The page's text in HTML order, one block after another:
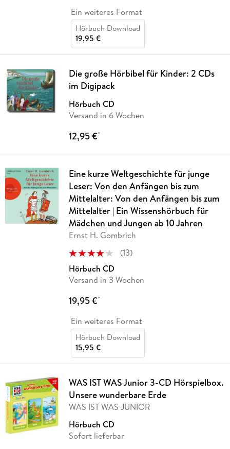
Ein weiteres Format
Hörbuch Download
19,95 €
Die große Hörbibel für Kinder: 2 CDs
im Digipack
Hörbuch CD
Versand in 6 Wochen
12,95 €*
Eine kurze Weltgeschichte für junge
Leser: Von den Anfängen bis zum
Mittelalter: Von den Anfängen bis zum
Mittelalter | Ein Wissenshörbuch für
Mädchen und Jungen ab 10 Jahren
Ernst H. Gombrich
(13)
Hörbuch CD
Versand in 3 Wochen
19,95 €*
Ein weiteres Format
Hörbuch Download
15,95 €
WAS IST WAS Junior 3-CD Hörspielbox.
Unsere wunderbare Erde
WAS IST WAS JUNIOR
Hörbuch CD
Sofort lieferbar